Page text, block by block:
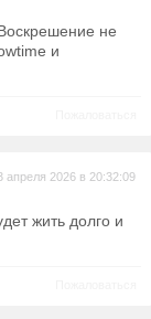
не
и
апреля 2026 в 20:32:09
жить долго и